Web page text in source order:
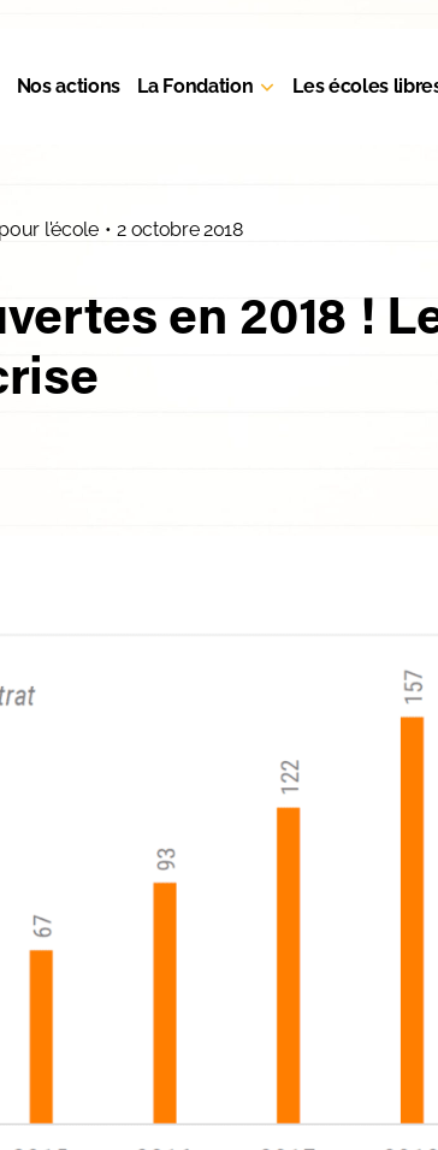
Nos actions La Fondation Les écoles
l'école • 2 octobre 2018
en 2018 !